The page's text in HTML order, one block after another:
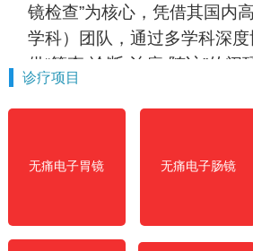
镜检查”为核心，凭借其国内
学科）团队，通过多学科深
供“筛查-诊断-治疗-随访”的闭
诊疗项目
无痛电子肠镜
无痛电子胃镜